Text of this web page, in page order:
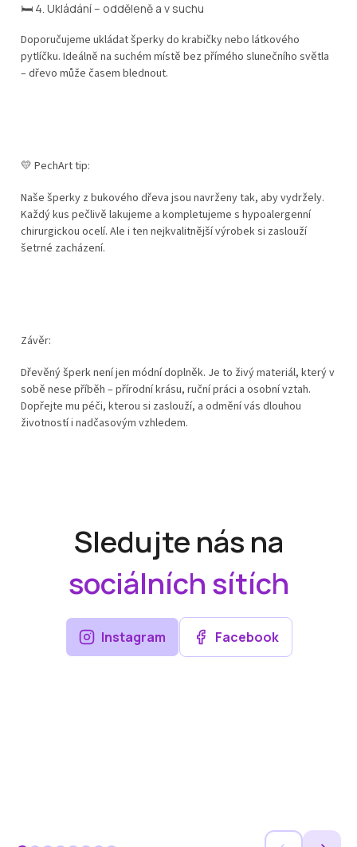
🛏️ 4. Ukládání – odděleně a v suchu
Doporučujeme ukládat šperky do krabičky nebo látkového
pytlíčku. Ideálně na suchém místě bez přímého slunečního světla
– dřevo může časem blednout.
💛 PechArt tip:
Naše šperky z bukového dřeva jsou navrženy tak, aby vydržely.
Každý kus pečlivě lakujeme a kompletujeme s hypoalergenní
chirurgickou ocelí. Ale i ten nejkvalitnější výrobek si zaslouží
šetrné zacházení.
Závěr:
Dřevěný šperk není jen módní doplněk. Je to živý materiál, který v
sobě nese příběh – přírodní krásu, ruční práci a osobní vztah.
Dopřejte mu péči, kterou si zaslouží, a odmění vás dlouhou
životností i nadčasovým vzhledem.
Sledujte nás na
sociálních sítích
Instagram Facebook